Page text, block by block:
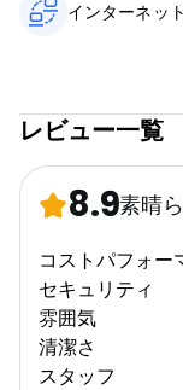
到着時に現金でお支
子供は許可しない
喫煙エリア (Auto-
インターネッ
レビュー一覧
8.9素晴
コストパフォー
セキュリティ
雰囲気
清潔さ
スタッフ